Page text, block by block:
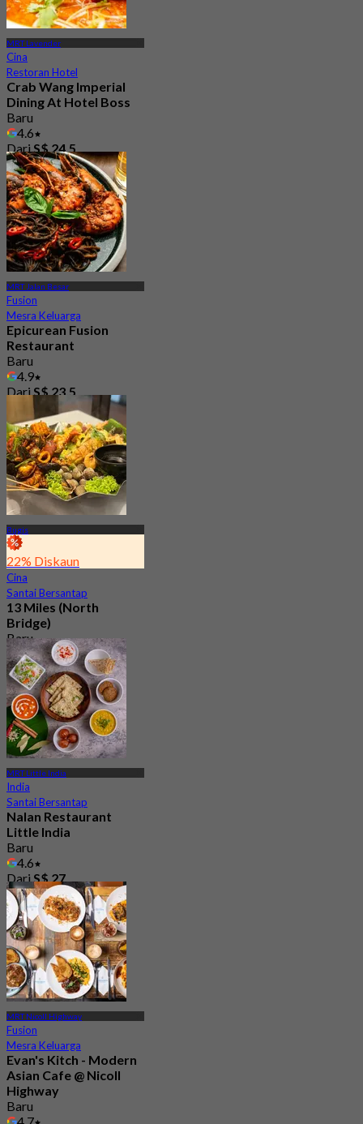
MRT Lavender
Cina
Restoran Hotel
Crab Wang Imperial
Dining At Hotel Boss
Baru
4.6
DariS$ 24.5
MRT Jalan Besar
Fusion
Mesra Keluarga
Epicurean Fusion
Restaurant
Baru
4.9
DariS$ 23.5
Bugis
22% Diskaun
Cina
Santai Bersantap
13 Miles (North
Bridge)
Baru
4.8
DariS$ 29
MRT Little India
India
Santai Bersantap
Nalan Restaurant
Little India
Baru
4.6
DariS$ 27
MRT Nicoll Highway
Fusion
Mesra Keluarga
Evan's Kitch - Modern
Asian Cafe @ Nicoll
Highway
Baru